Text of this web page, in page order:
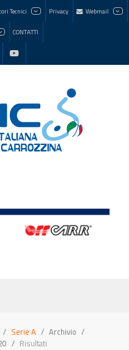
Tecnici Privacy Webmail
CONTATTI
Serie A
Archivio
Risultati